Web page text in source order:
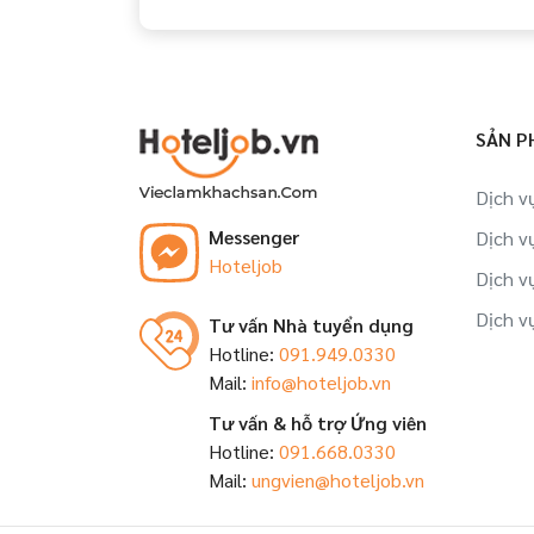
Messenger
Hoteljob
Tư vấn Nhà tuyển dụng
Hotline: 091.949.0330
Mail: info@hoteljob.vn
Tư vấn & hỗ trợ Ứng viên
Hotline: 091.668.0330
Mail: ungvien@hoteljob.vn
SẢN
Dịch
Dịch
Dịch
Dịch